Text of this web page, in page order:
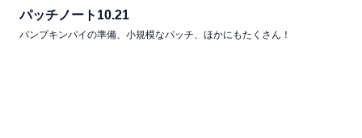
パッチノート10.21
パンプキンパイの準備、小規模なパッチ、ほかにもたくさん！